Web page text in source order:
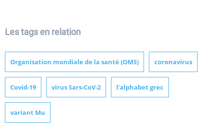
Les tags en relation
Organisation mondiale de la santé (OMS) coronavirus
Covid-19 virus Sars-CoV-2 l'alphabet grec
variant Mu